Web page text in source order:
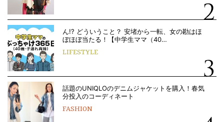
ん!? どういうこと？ 安堵から一転、女の勘はほ
ぼほぼ当たる！【中学生ママ（40…
LIFESTYLE
話題のUNIQLOのデニムジャケットを購入！春気
分投入のコーディネート
FASHION